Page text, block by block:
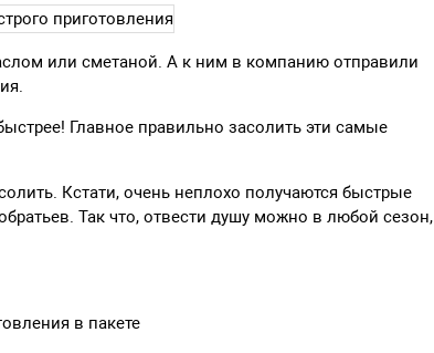
или сметаной. А к ним в компанию отправили
Главное правильно засолить эти самые
Кстати, очень неплохо получаются быстрые
Так что, отвести душу можно в любой сезон,
в пакете